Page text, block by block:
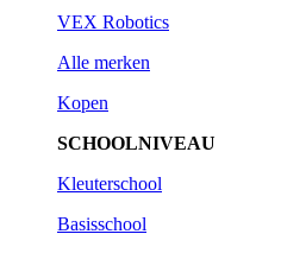
VEX Robotics
Alle merken
Kopen
SCHOOLNIVEAU
Kleuterschool
Basisschool